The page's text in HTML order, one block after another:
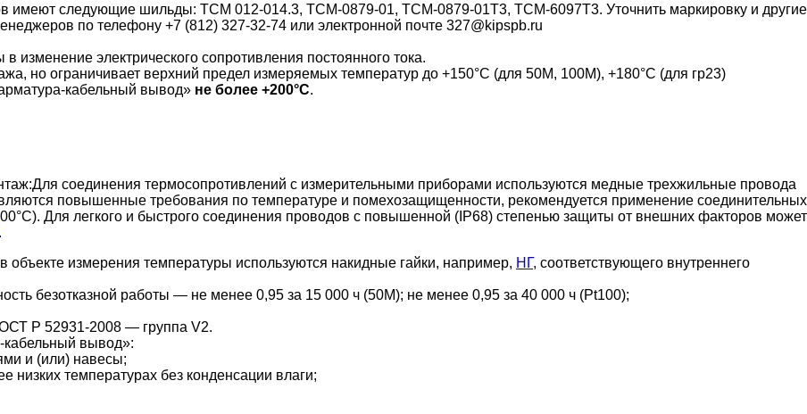
имеют следующие шильды: ТСМ 012-014.3, ТСМ-0879-01, ТСМ-0879-01Т3, ТСМ-6097Т3. Уточнить маркировку и другие
по телефону +7 (812) 327-32-74 или электронной почте 327@kipspb.ru
электрического сопротивления постоянного тока.
но ограничивает верхний предел измеряемых температур до +150°С (для 50М, 100М), +180°С (для гр23)
кабельный вывод» не более +200°С.
Для соединения термосопротивлений с измерительными приборами используются медные трехжильные провода
повышенные требования по температуре и помехозащищенности, рекомендуется применение соединительных
Для легкого и быстрого соединения проводов с повышенной (IP68) степенью защиты от внешних факторов может
.
измерения температуры используются накидные гайки, например, НГ, соответствующего внутреннего
безотказной работы — не менее 0,95 за 15 000 ч (50М); не менее 0,95 за 40 000 ч (Pt100);
Р 52931-2008 — группа V2.
кабельный вывод»:
и (или) навесы;
низких температурах без конденсации влаги;